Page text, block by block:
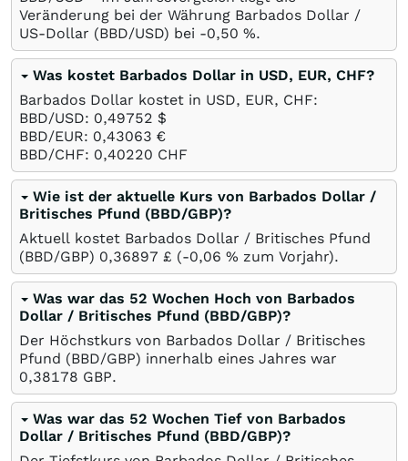
Veränderung bei der Währung Barbados Dollar /
US-Dollar (BBD/USD) bei -0,50 %.
Was kostet Barbados Dollar in USD, EUR, CHF?
Barbados Dollar kostet in USD, EUR, CHF:
BBD/USD: 0,49752 $
BBD/EUR: 0,43063 €
BBD/CHF: 0,40220 CHF
Wie ist der aktuelle Kurs von Barbados Dollar /
Britisches Pfund (BBD/GBP)?
Aktuell kostet Barbados Dollar / Britisches Pfund
(BBD/GBP) 0,36897 £ (-0,06 % zum Vorjahr).
Was war das 52 Wochen Hoch von Barbados
Dollar / Britisches Pfund (BBD/GBP)?
Der Höchstkurs von Barbados Dollar / Britisches
Pfund (BBD/GBP) innerhalb eines Jahres war
0,38178 GBP.
Was war das 52 Wochen Tief von Barbados
Dollar / Britisches Pfund (BBD/GBP)?